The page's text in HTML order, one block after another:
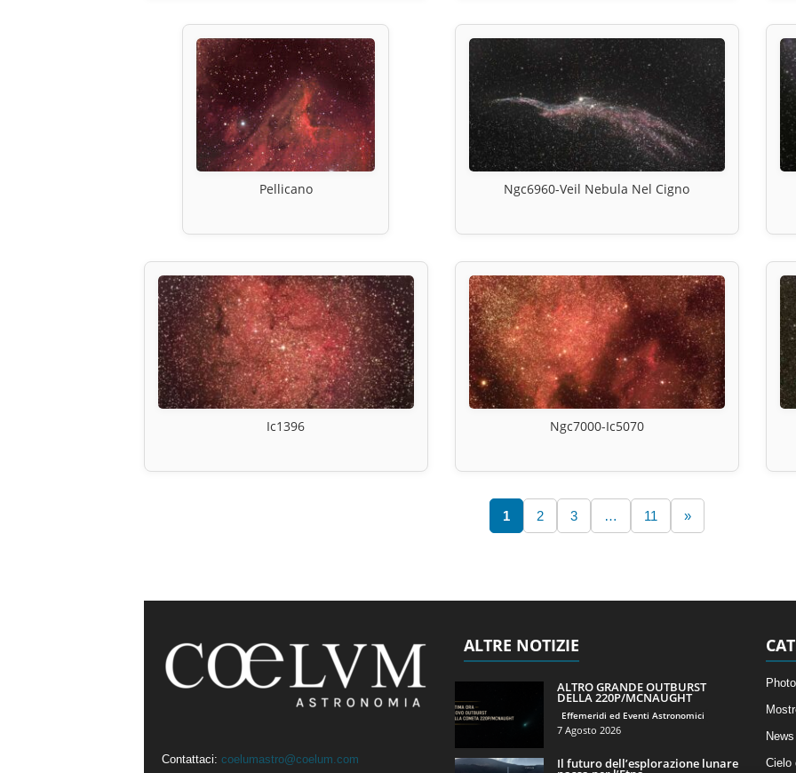
Pellicano Ngc6960-Veil Nebula Nel Cigno
Ic1396 Ngc7000-Ic5070
1 2 3 … 11 »
Contattaci: coelumastro@coelum.com
ALTRE NOTIZIE
ALTRO GRANDE OUTBURST
DELLA 220P/MCNAUGHT
Effemeridi ed Eventi Astronomici
7 Agosto 2026
Il futuro dell’esplorazione lunare
Cielo